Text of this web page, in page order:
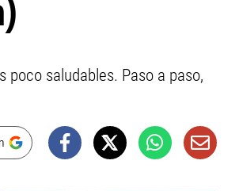
saludables. Paso a paso,